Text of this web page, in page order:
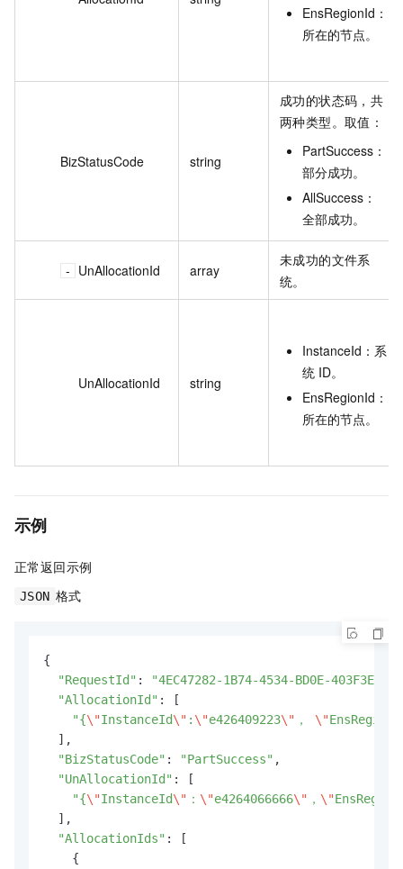
EnsRegionId：
所在的节点。
BizStatusCode string
成功的状态码，共
两种类型。取值：
PartSuccess：
部分成功。
AllSuccess：
全部成功。
UnAllocationId array
未成功的文件系
统。
UnAllocationId string
InstanceId：系
统 ID。
EnsRegionId：
所在的节点。
示例
正常返回示例
JSON 格式
{
"RequestId" :
"4EC47282-1B74-4534-BD0E-
"AllocationId" : [
"{\"InstanceId\" : \"e426409223\" ， \"
  ],
"BizStatusCode" : "PartSuccess" ,
"UnAllocationId" : [
"{\"InstanceId\" ： \"e4264066666\" ， \"
  ],
"AllocationIds" : [
    {